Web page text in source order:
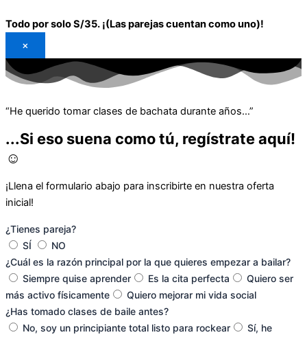
Todo por solo S/35. ¡(Las parejas cuentan como uno)!
×
“He querido tomar clases de bachata durante años…”
...Si eso suena como tú, regístrate aquí!
☺️
¡Llena el formulario abajo para inscribirte en nuestra oferta
inicial!
¿Tienes pareja?
SÍ
NO
¿Cuál es la razón principal por la que quieres empezar a bailar?
Siempre quise aprender
Es la cita perfecta
Quiero ser
más activo físicamente
Quiero mejorar mi vida social
¿Has tomado clases de baile antes?
No, soy un principiante total listo para rockear
Sí, he